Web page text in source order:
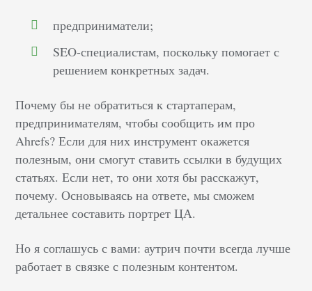
предприниматели;
SEO-специалистам, поскольку помогает с
решением конкретных задач.
Почему бы не обратиться к стартаперам,
предпринимателям, чтобы сообщить им про
Ahrefs? Если для них инструмент окажется
полезным, они смогут ставить ссылки в будущих
статьях. Если нет, то они хотя бы расскажут,
почему. Основываясь на ответе, мы сможем
детальнее составить портрет ЦА.
Но я соглашусь с вами: аутрич почти всегда лучше
работает в связке с полезным контентом.